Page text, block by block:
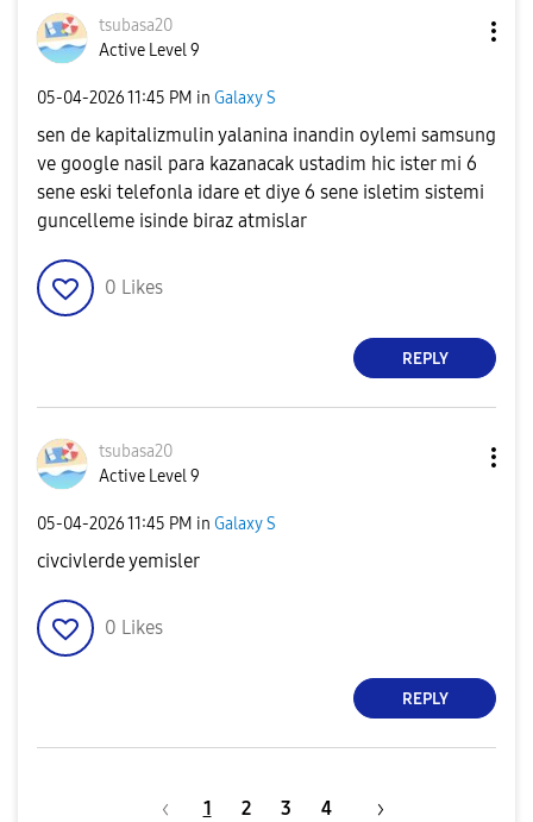
tsubasa20
Active Level 9
‎05-04-202611:45 PM in Galaxy S
sen de kapitalizmulin yalanina inandin oylemi samsung
ve google nasil para kazanacak ustadim hic ister mi 6
sene eski telefonla idare et diye 6 sene isletim sistemi
guncelleme isinde biraz atmislar
0 Likes
REPLY
tsubasa20
Active Level 9
‎05-04-202611:45 PM in Galaxy S
civcivlerde yemisler
0 Likes
REPLY
1 2 3 4